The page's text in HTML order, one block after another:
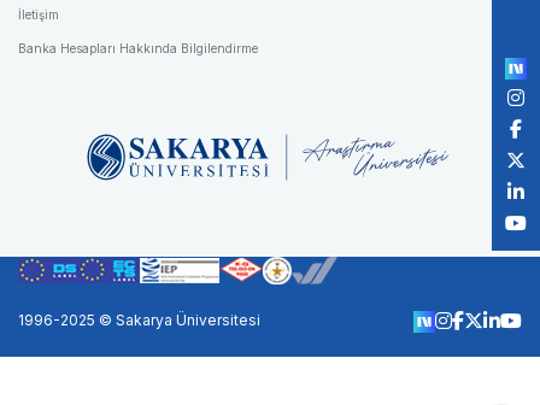
İletişim
Banka Hesapları Hakkında Bilgilendirme
1996-2025 © Sakarya Üniversitesi